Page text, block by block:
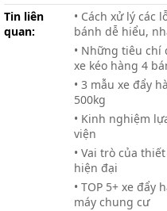
Tin liên
quan:
• Cách xử lý các
bánh dễ hiểu,
• Những tiêu chí
xe kéo hàng 4
• 3 mẫu xe đẩy
500kg
• Kinh nghiệm
viện
• Vai trò của
hiện đại
• TOP 5+ xe
máy chung cư